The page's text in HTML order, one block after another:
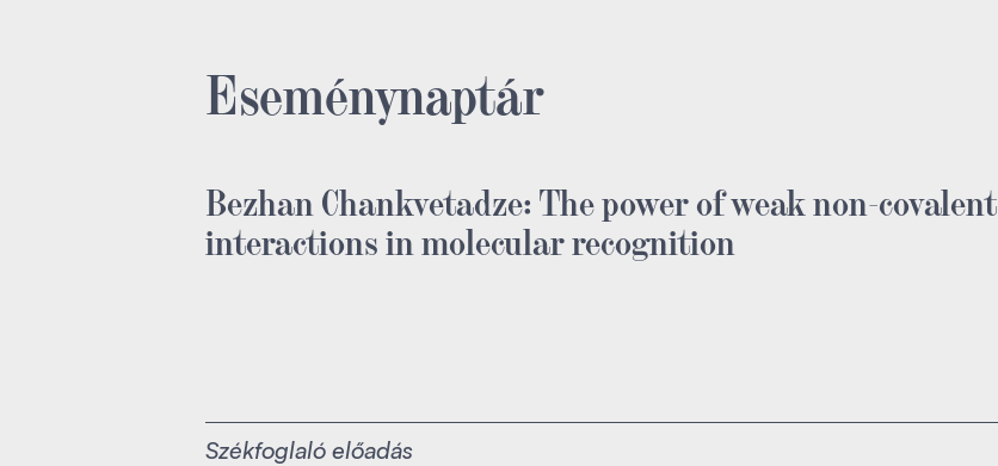
Eseménynaptár
Bezhan Chankvetadze: The power of weak non-covalent
interactions in molecular recognition
Székfoglaló előadás